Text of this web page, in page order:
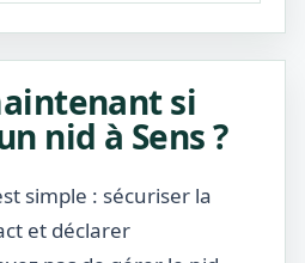
si
nid à Sens ?
simple : sécuriser la
et déclarer